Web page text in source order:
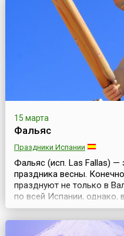
15 марта
Фальяс
Праздники Испании
Фальяс (исп. Las Fallas) —
праздника весны.
празднуют не только в
по всей Испании, однако,
существенно отличающее
праздников. Нечто,
15 по 19 марта,